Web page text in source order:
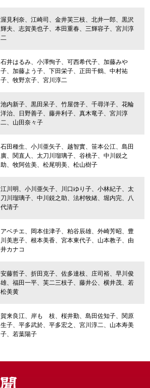
渥見利奈、江崎司、金井芙三枝、北井一郎、黒沢
輝夫、志賀美也子、本田重春、三輝容子、宮川淳
二
石井はるみ、小澤恂子、可西希代子、加藤みや
子、加藤よう子、下田栄子、正田千鶴、中村祐
子、牧野京子、宮川淳二
池内新子、黒田呆子、竹屋啓子、千尋洋子、花輪
洋治、日野善子、藤井利子、真木竜子、宮川淳
二、山田奈々子
石田種生、小川亜矢子、越智實、笹本公江、島田
廣、関直人、太刀川瑠璃子、谷桃子、中川鋭之
助、牧阿佐美、松尾明美、松山樹子
江川明、小川亜矢子、川口ゆり子、小林紀子、太
刀川瑠璃子、中川鋭之助、法村牧緒、堀内完、八
代清子
アベチエ、岡本佳津子、粕谷辰雄、外崎芳昭、豊
川美恵子、根本美香、宮本東代子、山本教子、由
井カナコ
安藤哲子、折田克子、佐多達枝、庄司裕、早川俊
雄、福田一平、芙二三枝子、藤井公、横井茂、若
松美黄
賀来良江、岸もゝ枝、桜井勤、島田佐知子、関原
生子、平多武於、平多宏之、宮川淳二、山本寿美
子、若葉陽子